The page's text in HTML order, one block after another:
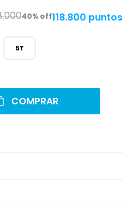
40 118.800 puntos
5T
COMPRAR